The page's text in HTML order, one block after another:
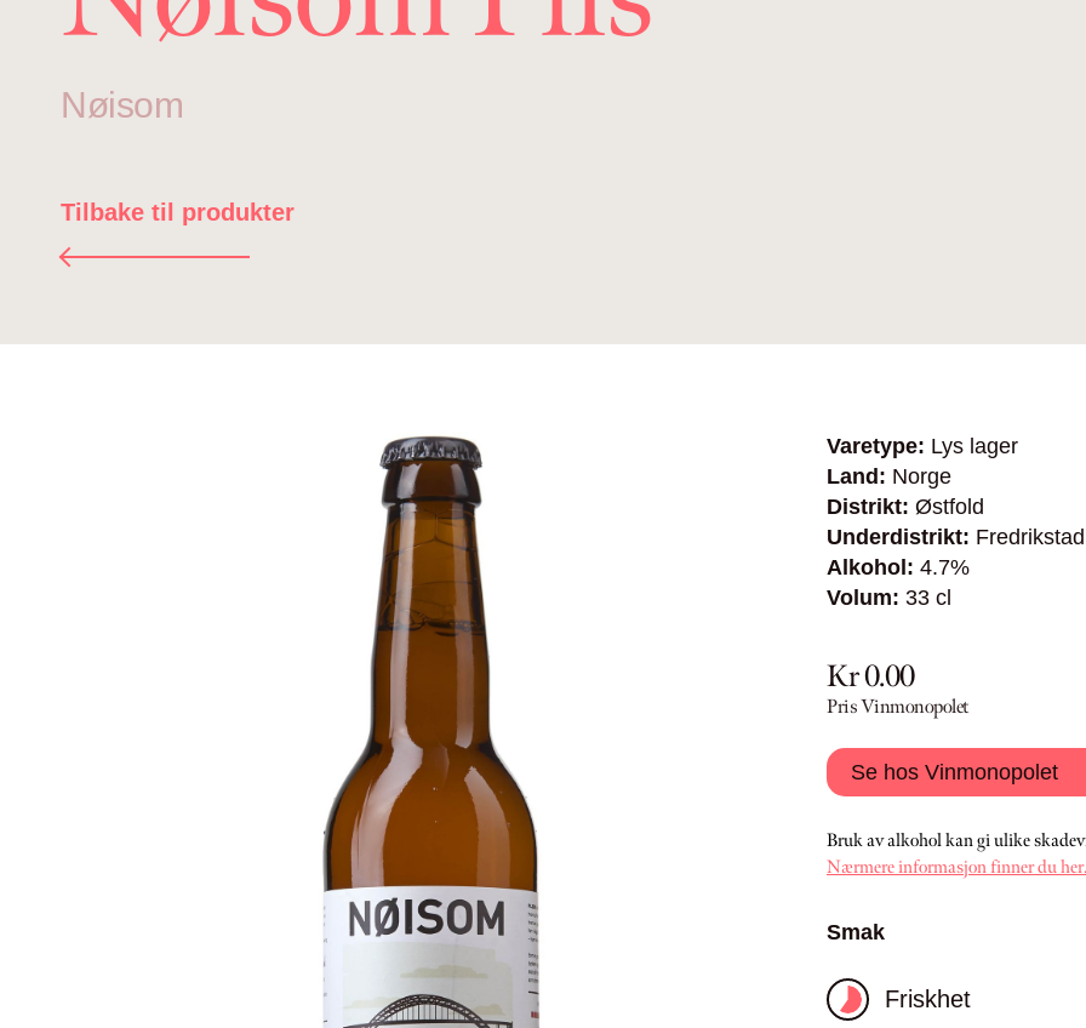
Nøisom
Tilbake til produkter
Varetype: Lys lager
Land: Norge
Distrikt: Østfold
Underdistrikt: Fredrikstad
Alkohol: 4.7%
Volum: 33 cl
Kr 0.00
Pris Vinmonopolet
Se hos Vinmonopolet
Bruk av alkohol kan gi ulike
Nærmere informasjon finner du her.
Smak
Friskhet